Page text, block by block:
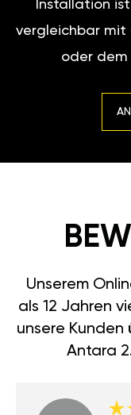
Installation
vergleichbar mit
oder dem
Unserem
als 12 Jahren
unsere
Antara